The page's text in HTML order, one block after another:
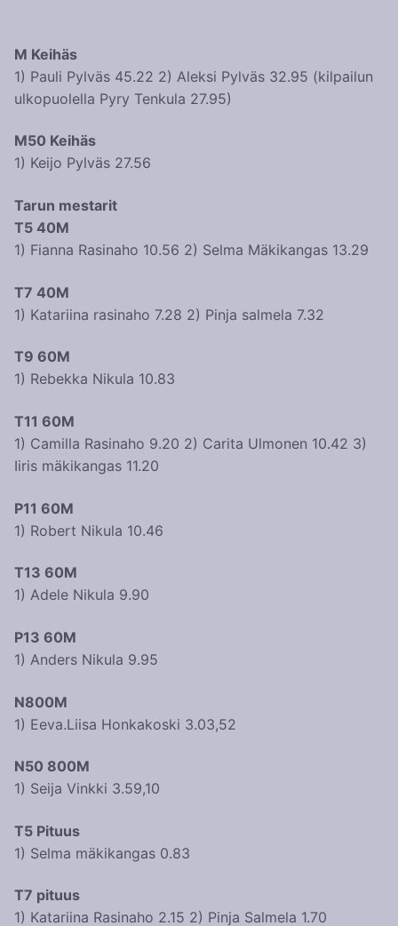
M Keihäs
1) Pauli Pylväs 45.22 2) Aleksi Pylväs 32.95 (kilpailun
ulkopuolella Pyry Tenkula 27.95)
M50 Keihäs
1) Keijo Pylväs 27.56
Tarun mestarit
T5 40M
1) Fianna Rasinaho 10.56 2) Selma Mäkikangas 13.29
T7 40M
1) Katariina rasinaho 7.28 2) Pinja salmela 7.32
T9 60M
1) Rebekka Nikula 10.83
T11 60M
1) Camilla Rasinaho 9.20 2) Carita Ulmonen 10.42 3)
Iiris mäkikangas 11.20
P11 60M
1) Robert Nikula 10.46
T13 60M
1) Adele Nikula 9.90
P13 60M
1) Anders Nikula 9.95
N800M
1) Eeva.Liisa Honkakoski 3.03,52
N50 800M
1) Seija Vinkki 3.59,10
T5 Pituus
1) Selma mäkikangas 0.83
T7 pituus
1) Katariina Rasinaho 2.15 2) Pinja Salmela 1.70